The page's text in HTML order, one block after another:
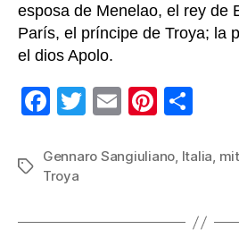
esposa de Menelao, el rey de
París, el príncipe de Troya; la
el dios Apolo.
F
c
e
b
T
tt
E
ail
Pi
er
st
m
ar
Etiquetas
Gennaro Sangiuliano, Italia,
Troya